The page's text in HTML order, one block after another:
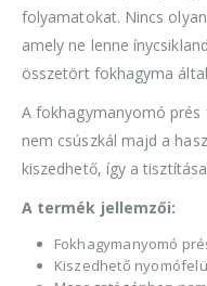
folyamatokat. Nincs
amely ne lenne
összetört fokhagyma
A fokhagymanyomó prés
nem csúszkál majd a
kiszedhető, így a
A termék jellemzői:
Fokhagymanyomó
Kiszedhető